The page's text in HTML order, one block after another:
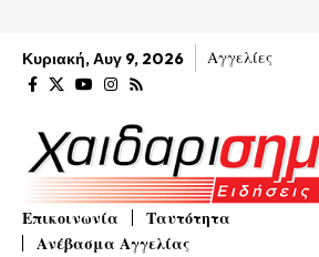
Κυριακή, Αυγ 9, 2026 Αγγελίες
Επικοινωνία
Ταυτότητα
Ανέβασμα Αγγελίας